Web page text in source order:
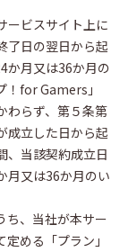
ービスサイト上に
了日の翌日から起
か月又は36か月の
！for Gamers」
わらず、第５条第
成立した日から起
、当該契約成立日
月又は36か月のい
ち、当社が本サー
める「プラン」